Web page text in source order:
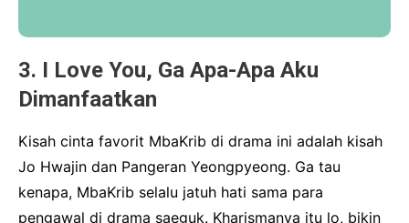
3. I Love You, Ga Apa-Apa Aku
Dimanfaatkan
Kisah cinta favorit MbaKrib di drama ini adalah kisah
Jo Hwajin dan Pangeran Yeongpyeong. Ga tau
kenapa, MbaKrib selalu jatuh hati sama para
pengawal di drama saeguk. Kharismanya itu lo, bikin